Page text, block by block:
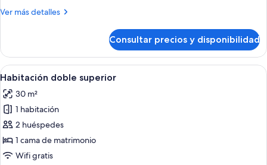
Ver más detalles
Más
doble
(Dolomiti)
Consultar precios y disponibilidad
Abrir
todas
las
fotos
de
Habitación
doble
Una habitación acogedora con
1
Habitación doble superior
30 m²
1 habitación
2 huéspedes
1 cama de matrimonio
Wifi gratis